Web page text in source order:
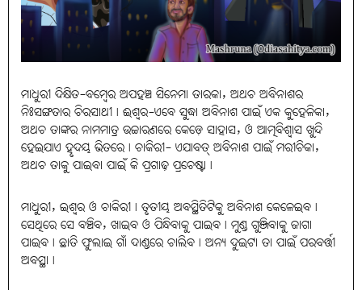
ମାଧୁରୀ ଦିକ୍ଷିତ-ବମ୍ବେର ଅପହଞ୍ଚ ସିନେମା ତାରକା, ଅଥଚ ଅବିନାଶର
ନିଃସଙ୍ଗତାର ଚିରସାଥୀ। ଈଶ୍ବର-ଏବେ ସୁଦ୍ଧା ଅବିନାଶ ପାଇଁ ଏକ କୁହେଳିକା,
ଅଥଚ ତାଙ୍କର ନାମମାତ୍ର ଉଚ୍ଚାରଣରେ କେଡ଼େ ସାହାସ, ଓ ଆତ୍ମବିଶ୍ବାସ ଖୁନ୍ଦି
ହେଇଯାଏ ହୃଦୟ ଭିତରେ। ଚାକିରୀ- ଏଯାବତ୍‌ ଅବିନାଶ ପାଇଁ ମରୀଚିକା,
ଅଥଚ ତାକୁ ପାଇବା ପାଇଁ କି ପ୍ରଗାଢ଼ ପ୍ରଚେଷ୍ଟା।
ମାଧୁରୀ, ଇଶ୍ବର ଓ ଚାକିରୀ। ତୃତୀୟ ଅବସ୍ଥିତିଟିକୁ ଅବିନାଶ କେଳେଇବ।
ସେଥିରେ ସେ ବଞ୍ଚିବ, ଖାଇବ ଓ ପିନ୍ଧିବାକୁ ପାଇବ। ମୁଣ୍ଡ ଗୁଞ୍ଜିବାକୁ ଜାଗା
ପାଇବ। ଛାତି ଫୁଲାଇ ଗାଁ ଦାଣ୍ଡରେ ଚାଲିବ। ଅନ୍ୟ ଦୁଇଟା ତା ପାଇଁ ପରବର୍ତ୍ତୀ
ଅବସ୍ଥା।